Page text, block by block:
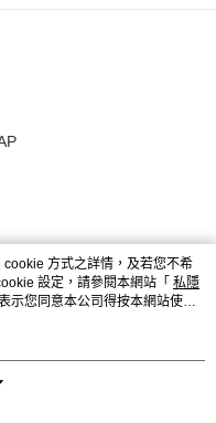
方式之詳情，及若您不希
設定，請參閱本網站「 私隱
示您同意本公司得按本網站使用